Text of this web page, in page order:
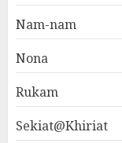
Nam-nam
Nona
Rukam
Sekiat@Khiriat